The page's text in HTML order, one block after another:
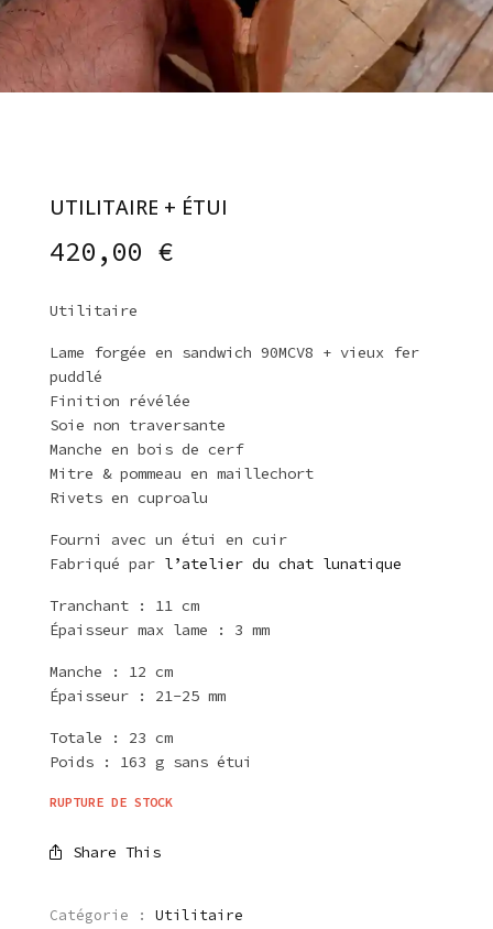
UTILITAIRE + ÉTUI
420,00 €
Utilitaire
Lame forgée en sandwich 90MCV8 + vieux fer
puddlé
Finition révélée
Soie non traversante
Manche en bois de cerf
Mitre & pommeau en maillechort
Rivets en cuproalu
Fourni avec un étui en cuir
Fabriqué par l’atelier du chat lunatique
Tranchant : 11 cm
Épaisseur max lame : 3 mm
Manche : 12 cm
Épaisseur : 21-25 mm
Totale : 23 cm
Poids : 163 g sans étui
RUPTURE DE STOCK
Share This
Catégorie : Utilitaire